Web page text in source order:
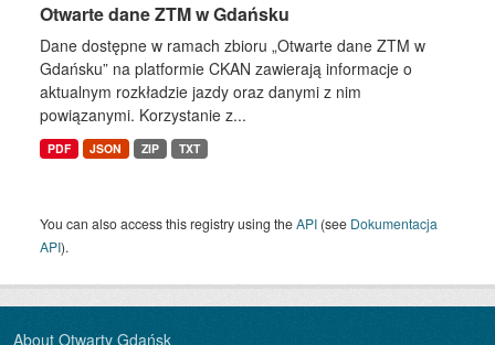
Otwarte dane ZTM w Gdańsku
Dane dostępne w ramach zbioru „Otwarte dane ZTM w
Gdańsku” na platformie CKAN zawierają informacje o
aktualnym rozkładzie jazdy oraz danymi z nim
powiązanymi. Korzystanie z...
PDF JSON ZIP TXT
You can also access this registry using theAPI (see Dokumentacja
API).
About Otwarty Gdańsk